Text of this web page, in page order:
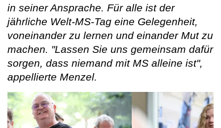
in seiner Ansprache. Für alle ist der
jährliche Welt-MS-Tag eine Gelegenheit,
voneinander zu lernen und einander Mut zu
machen. "Lassen Sie uns gemeinsam dafür
sorgen, dass niemand mit MS alleine ist",
appellierte Menzel.